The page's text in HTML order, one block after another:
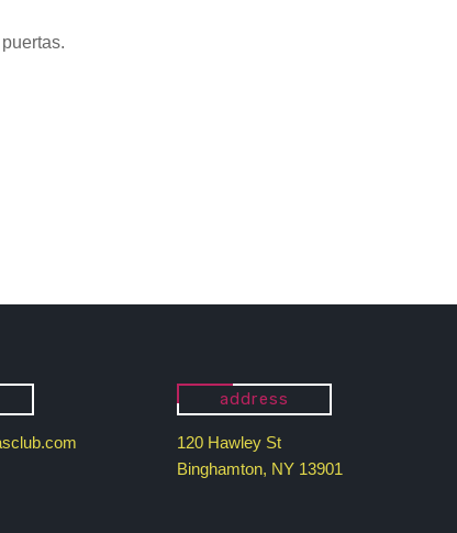
address
120 Hawley St
Binghamton, NY 13901